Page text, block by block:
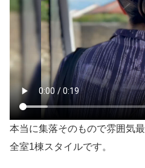
本当に集落そのもので雰囲気最
全室1棟スタイルです。